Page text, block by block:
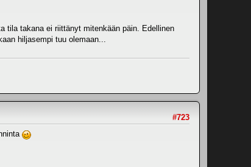
tila takana ei riittänyt mitenkään päin. Edellinen
hiljasempi tuu olemaan...
#723